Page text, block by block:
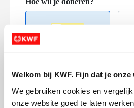
Welkom bij KWF. Fijn dat je
We gebruiken cookies en
onze website goed te laten
Creditcard
Referentie